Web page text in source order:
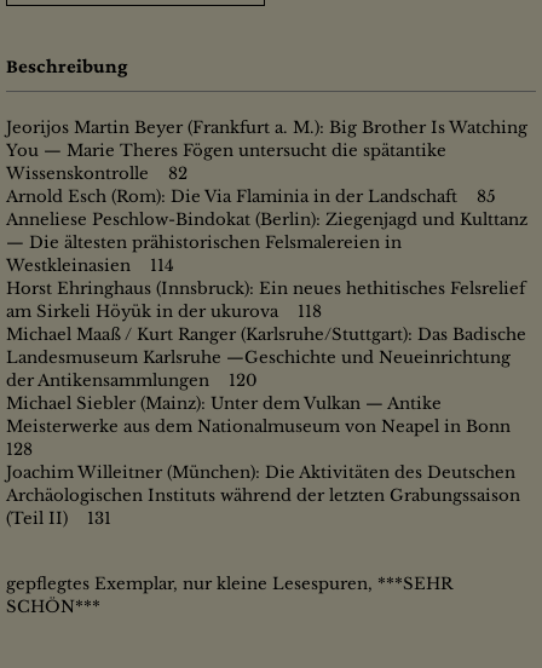
Beschreibung
Jeorijos Martin Beyer (Frankfurt a. M.): Big Brother Is Watching
You — Marie Theres Fögen untersucht die spätantike
Wissenskontrolle 82
Arnold Esch (Rom): Die Via Flaminia in der Landschaft 85
Anneliese Peschlow-Bindokat (Berlin): Ziegenjagd und Kulttanz
— Die ältesten prähistorischen Felsmalereien in
Westkleinasien 114
Horst Ehringhaus (Innsbruck): Ein neues hethitisches Felsrelief
am Sirkeli Höyük in der ukurova 118
Michael Maaß / Kurt Ranger (Karlsruhe/Stuttgart): Das Badische
Landesmuseum Karlsruhe —Geschichte und Neueinrichtung
der Antikensammlungen 120
Michael Siebler (Mainz): Unter dem Vulkan — Antike
Meisterwerke aus dem Nationalmuseum von Neapel in Bonn
128
Joachim Willeitner (München): Die Aktivitäten des Deutschen
Archäologischen Instituts während der letzten Grabungssaison
(Teil II) 131
gepflegtes Exemplar, nur kleine Lesespuren, ***SEHR
SCHÖN***